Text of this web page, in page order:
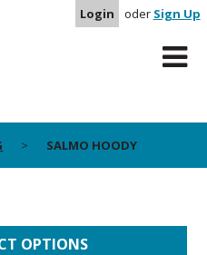
Login oder Sign Up
SALMO HOODY
OPTIONS